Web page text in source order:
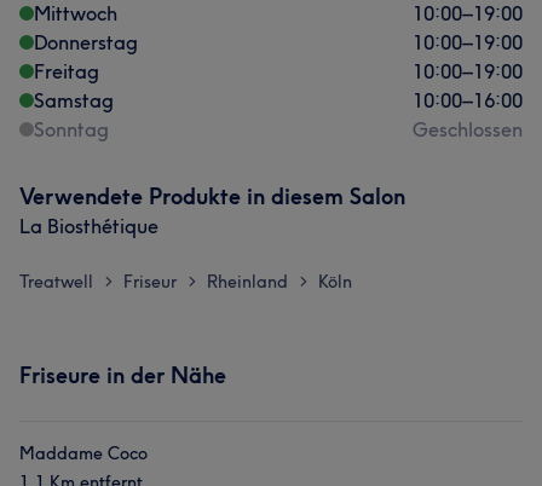
Mittwoch
10:00–19:00
Donnerstag
10:00–19:00
Freitag
10:00–19:00
Samstag
10:00–16:00
Sonntag
Geschlossen
Verwendete Produkte in diesem Salon
La Biosthétique
Treatwell > Friseur > Rheinland > Köln
Friseure in der Nähe
Maddame Coco